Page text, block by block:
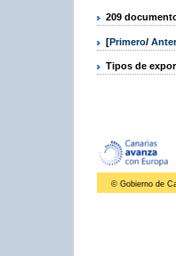
209
[Primero/
Tipos de
© Gobierno de